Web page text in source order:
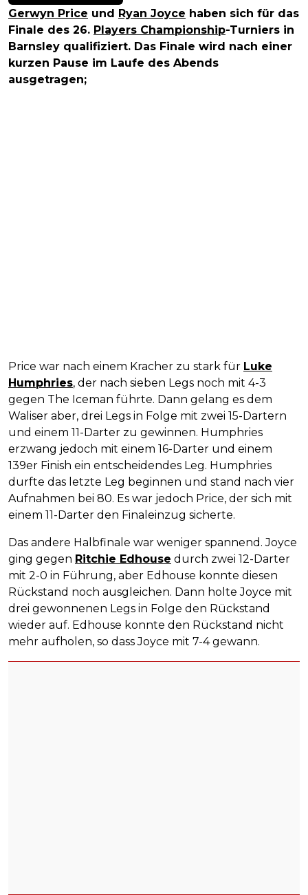
Gerwyn Price und Ryan Joyce haben sich für das
Finale des 26. Players Championship-Turniers in
Barnsley qualifiziert. Das Finale wird nach einer
kurzen Pause im Laufe des Abends
ausgetragen;
Price war nach einem Kracher zu stark für Luke
Humphries, der nach sieben Legs noch mit 4-3
gegen The Iceman führte. Dann gelang es dem
Waliser aber, drei Legs in Folge mit zwei 15-Dartern
und einem 11-Darter zu gewinnen. Humphries
erzwang jedoch mit einem 16-Darter und einem
139er Finish ein entscheidendes Leg. Humphries
durfte das letzte Leg beginnen und stand nach vier
Aufnahmen bei 80. Es war jedoch Price, der sich mit
einem 11-Darter den Finaleinzug sicherte.
Das andere Halbfinale war weniger spannend. Joyce
ging gegen Ritchie Edhouse durch zwei 12-Darter
mit 2-0 in Führung, aber Edhouse konnte diesen
Rückstand noch ausgleichen. Dann holte Joyce mit
drei gewonnenen Legs in Folge den Rückstand
wieder auf. Edhouse konnte den Rückstand nicht
mehr aufholen, so dass Joyce mit 7-4 gewann.